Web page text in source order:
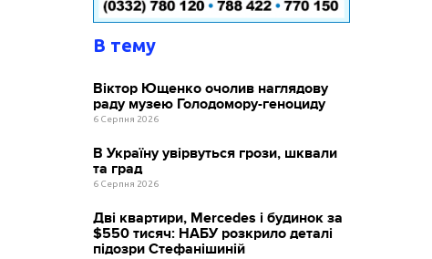
В тему
Віктор Ющенко очолив наглядову
раду музею Голодомору-геноциду
6 Серпня 2026
В Україну увірвуться грози, шквали
та град
6 Серпня 2026
Дві квартири, Mercedes і будинок за
$550 тисяч: НАБУ розкрило деталі
підозри Стефанішиній